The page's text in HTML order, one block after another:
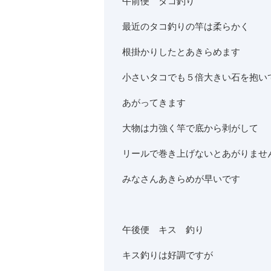
最近のタコ釣りの竿は柔らかく
根掛かりしたとあきらめます
小さいタコでも５倍大きい石を抱い
あがってきます
大物は力強く竿で底から剥がして
リールで巻き上げないとあがりませ
みなさんあきらめが早いです
午後便 キス 釣り
キス釣りは好調ですが